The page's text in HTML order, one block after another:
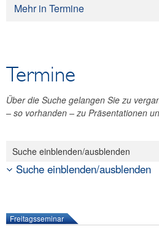
Mehr in Termine
Termine
Über die Suche gelangen Sie zu
– so vorhanden – zu Präsentationen
Suche einblenden/ausblenden
Suche einblenden/ausblenden
Freitagsseminar